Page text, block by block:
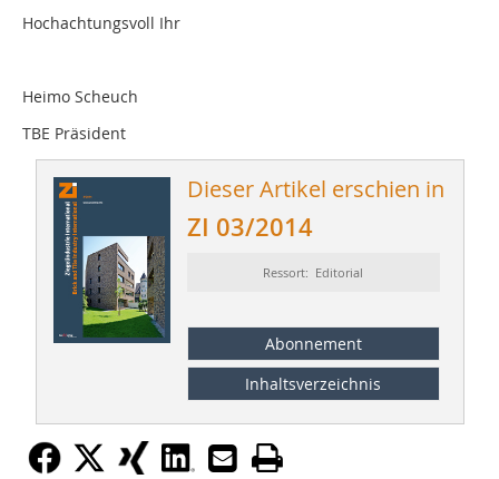
Hochachtungsvoll Ihr
Heimo Scheuch
TBE Präsident
Dieser Artikel erschien in
ZI 03/2014
Ressort: Editorial
Abonnement
Inhaltsverzeichnis